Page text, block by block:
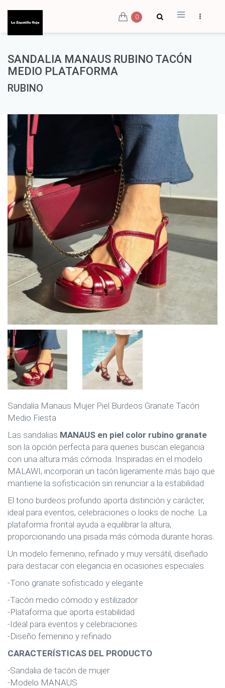
0
SANDALIA MANAUS RUBINO TACÓN
MEDIO PLATAFORMA
RUBINO
Sandalia Manaus Mujer Piel Burdeos Granate Tacón
Medio Fiesta
Las sandalias MANAUS en piel color rubino granate
son la opción perfecta para quienes buscan elegancia
con una altura más cómoda. Inspiradas en el modelo
MALAWI, incorporan un tacón ligeramente más bajo que
mantiene la sofisticación sin renunciar a la estabilidad.
El tono burdeos profundo aporta distinción y carácter,
ideal para eventos, celebraciones o looks de noche. La
plataforma frontal ayuda a equilibrar la altura,
proporcionando una pisada más cómoda durante horas.
Un modelo femenino, refinado y muy versátil, diseñado
para destacar con elegancia en ocasiones especiales.
-Tono granate sofisticado y elegante
-Tacón medio cómodo y estilizador
-Plataforma que aporta estabilidad
-Ideal para eventos y celebraciones
-Diseño femenino y refinado
CARACTERÍSTICAS DEL PRODUCTO
-Sandalia de tacón de mujer
-Modelo MANAUS